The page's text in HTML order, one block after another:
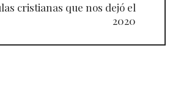
cristianas que nos dejó el
2020